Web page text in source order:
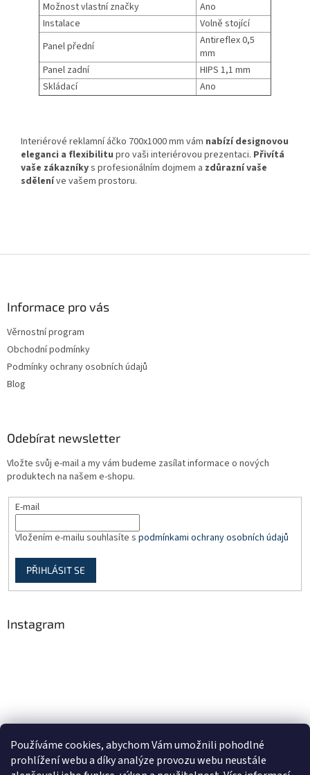
Používáme cookies, abychom Vám umožnili pohodlné
prohlížení webu a díky analýze provozu webu neustále
Možnost vlastní značky
Ano
Instalace
Volně stojící
Panel přední
Antireflex 0,5
mm
Panel zadní
HIPS 1,1 mm
Skládací
Ano
Interiérové reklamní áčko 700x1000 mm vám nabízí designovou
eleganci a flexibilitu pro vaši interiérovou prezentaci. Přivítá
vaše zákazníkys profesionálním dojmem a zdůrazní vaše
sděleníve vašem prostoru.
Informace pro vás
Věrnostní program
Obchodní podmínky
Podmínky ochrany osobních údajů
Blog
Odebírat newsletter
Vložte svůj e-mail a my vám budeme zasílat informace o nových
produktech na našem e-shopu.
E-mail
Vložením e-mailu souhlasíte s podmínkami ochrany osobních údajů
PŘIHLÁSIT SE
Instagram
Sledovat na Instagramu